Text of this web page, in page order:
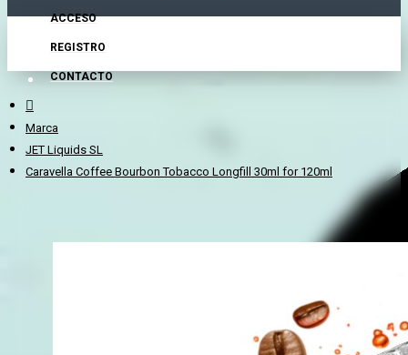
ACCESO
REGISTRO
CONTACTO
Marca
JET Liquids SL
Caravella Coffee Bourbon Tobacco Longfill 30ml for 120ml